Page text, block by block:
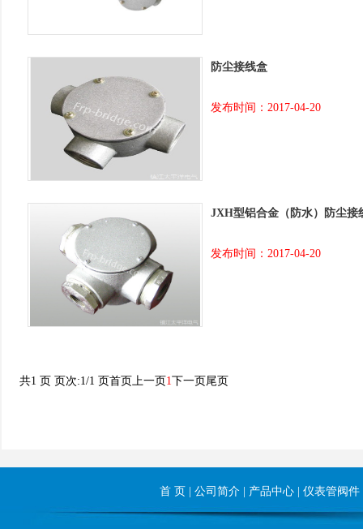
防尘接线盒
发布时间：2017-04-20
JXH型铝合金（防水）防尘接
发布时间：2017-04-20
共1 页 页次:1/1 页首页上一页1下一页尾页
首 页 公司简介| 产品中心| 仪表管阀件